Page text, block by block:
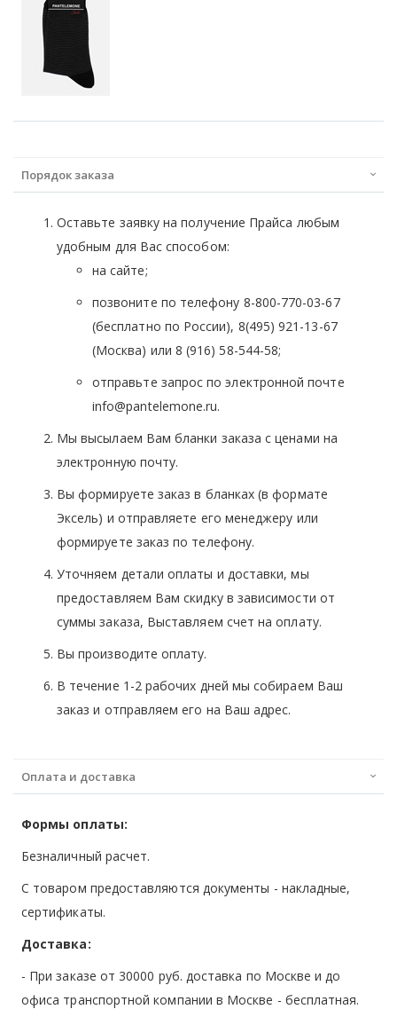
Порядок заказа
Оставьте заявку на получение Прайса любым
удобным для Вас способом:
на сайте;
позвоните по телефону 8-800-770-03-67
(бесплатно по России), 8(495) 921-13-67
(Москва) или 8 (916) 58-544-58;
отправьте запрос по электронной почте
info@pantelemone.ru.
Мы высылаем Вам бланки заказа с ценами на
электронную почту.
Вы формируете заказ в бланках (в формате
Эксель) и отправляете его менеджеру или
формируете заказ по телефону.
Уточняем детали оплаты и доставки, мы
предоставляем Вам скидку в зависимости от
суммы заказа, Выставляем счет на оплату.
Вы производите оплату.
В течение 1-2 рабочих дней мы собираем Ваш
заказ и отправляем его на Ваш адрес.
Оплата и доставка
Формы оплаты:
Безналичный расчет.
С товаром предоставляются документы - накладные,
сертификаты.
Доставка:
- При заказе от 30000 руб. доставка по Москве и до
офиса транспортной компании в Москве - бесплатная.